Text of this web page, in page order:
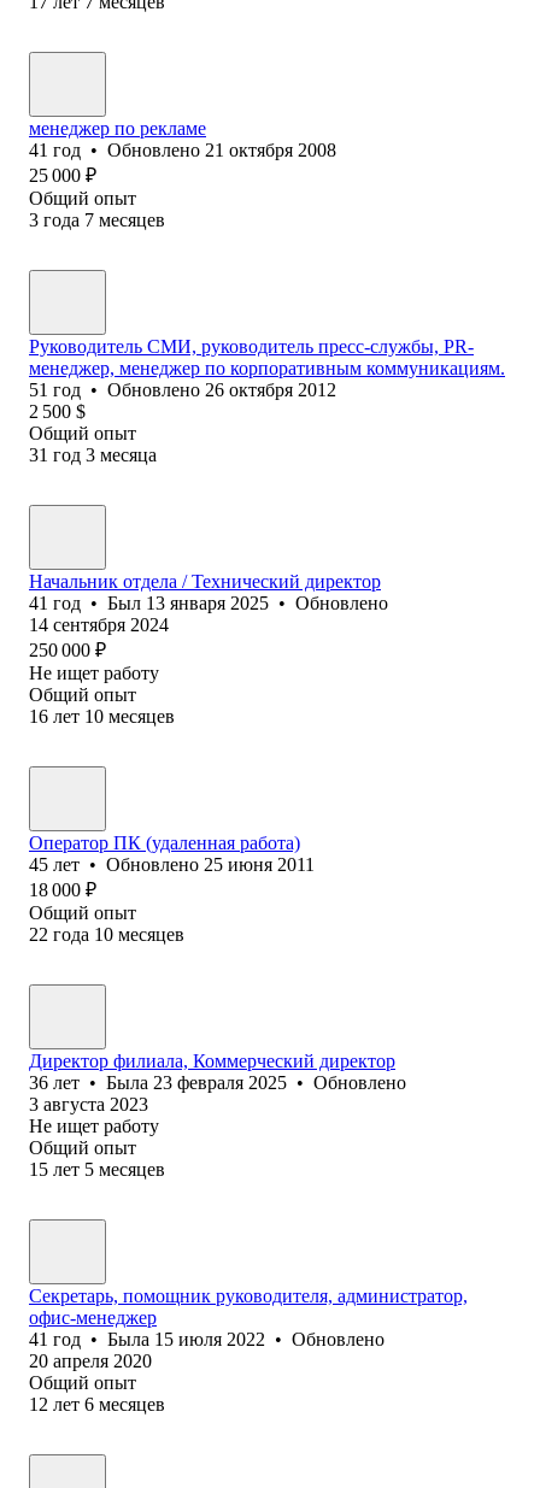
менеджер по рекламе
41 год • Обновлено 21 октября 2008
25 000 ₽
Общий опыт
3 года 7 месяцев
Руководитель СМИ, руководитель пресс-службы, PR-
менеджер, менеджер по корпоративным коммуникациям.
51 год • Обновлено 26 октября 2012
2 500 $
Общий опыт
31 год 3 месяца
Начальник отдела / Технический директор
41 год • Был 13 января 2025 • Обновлено
14 сентября 2024
250 000 ₽
Не ищет работу
Общий опыт
16 лет 10 месяцев
Оператор ПК (удаленная работа)
45 лет • Обновлено 25 июня 2011
18 000 ₽
Общий опыт
22 года 10 месяцев
Директор филиала, Коммерческий директор
36 лет • Была 23 февраля 2025 • Обновлено
3 августа 2023
Не ищет работу
Общий опыт
15 лет 5 месяцев
Секретарь, помощник руководителя, администратор,
офис-менеджер
41 год • Была 15 июля 2022 • Обновлено
20 апреля 2020
Общий опыт
12 лет 6 месяцев